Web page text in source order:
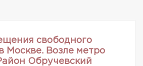
свободного
Москве. Возле метро
Обручевский